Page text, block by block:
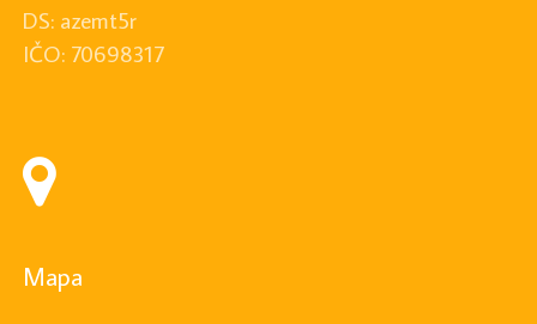
DS: azemt5r
IČO: 70698317
Mapa